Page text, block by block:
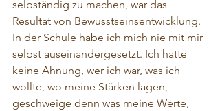
selbständig zu machen, war das
Resultat von Bewusstseinsentwicklung.
In der Schule habe ich mich nie mit mir
selbst auseinandergesetzt. Ich hatte
keine Ahnung, wer ich war, was ich
wollte, wo meine Stärken lagen,
geschweige denn was meine Werte,